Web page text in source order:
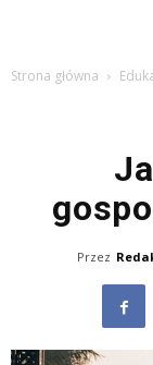
Strona główna
Przez